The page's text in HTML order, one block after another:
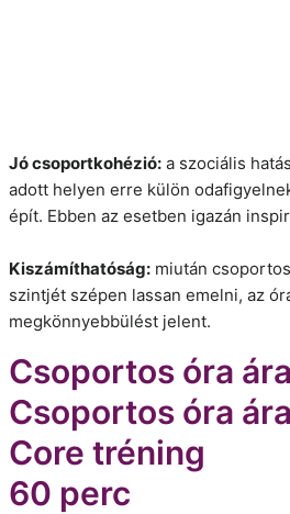
Jó csoportkohézió: a szociális
adott helyen erre külön
épít. Ebben az esetben igazán
Kiszámíthatóság: miután
szintjét szépen lassan emelni, az
megkönnyebbülést jelent.
Csoportos óra
Csoportos óra
Core tréning
60 perc